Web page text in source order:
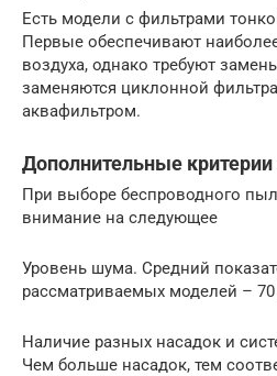
Есть модели с фильтрами
Первые обеспечивают
воздуха, однако требуют
заменяются циклонной
аквафильтром.
Дополнительные
При выборе беспроводного
внимание на следующее
Уровень шума. Средний
рассматриваемых моделей –
Наличие разных насадок и
Чем больше насадок, тем